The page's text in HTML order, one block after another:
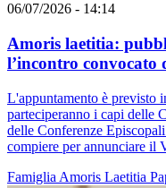
06/07/2026 - 14:14
Amoris laetitia:
l’incontro convocato
L'appuntamento è previsto
parteciperanno i capi delle
delle Conferenze
compiere per annunciare il
Famiglia Amoris Laetitia